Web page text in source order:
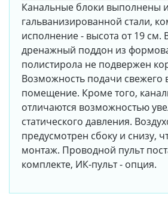
Канальные блоки выполнены
гальванизированной стали,
исполнение - высота от 19 см.
дренажный поддон из
полистирола не подвержен
Возможность подачи свежего
помещение. Кроме того,
отличаются возможностью
статического давления.
предусмотрен сбоку и снизу,
монтаж. Проводной пульт
комплекте, ИК-пульт - опция.